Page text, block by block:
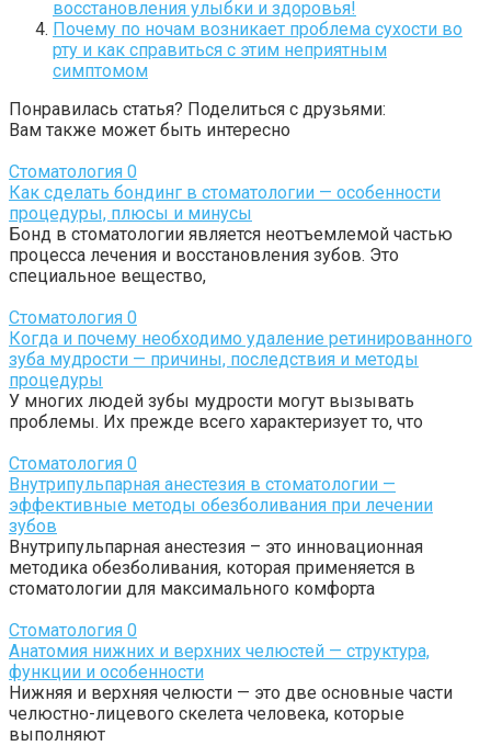
восстановления улыбки и здоровья!
Почему по ночам возникает проблема сухости во
рту и как справиться с этим неприятным
симптомом
Понравилась статья? Поделиться с друзьями:
Вам также может быть интересно
Стоматология 0
Как сделать бондинг в стоматологии — особенности
процедуры, плюсы и минусы
Бонд в стоматологии является неотъемлемой частью
процесса лечения и восстановления зубов. Это
специальное вещество,
Стоматология 0
Когда и почему необходимо удаление ретинированного
зуба мудрости — причины, последствия и методы
процедуры
У многих людей зубы мудрости могут вызывать
проблемы. Их прежде всего характеризует то, что
Стоматология 0
Внутрипульпарная анестезия в стоматологии —
эффективные методы обезболивания при лечении
зубов
Внутрипульпарная анестезия – это инновационная
методика обезболивания, которая применяется в
стоматологии для максимального комфорта
Стоматология 0
Анатомия нижних и верхних челюстей — структура,
функции и особенности
Нижняя и верхняя челюсти — это две основные части
челюстно-лицевого скелета человека, которые
выполняют